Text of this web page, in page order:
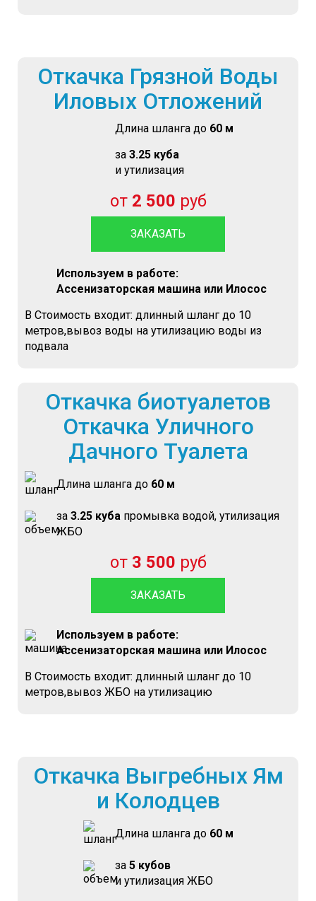
Откачка Грязной Воды
Иловых Отложений
Длина шланга до 60 м
за 3.25 куба
и утилизация
от 2 500 руб
ЗАКАЗАТЬ
Используем в работе:
Ассенизаторская машина или Илосос
В Стоимость входит: длинный шланг до 10
метров,вывоз воды на утилизацию воды из
подвала
Откачка биотуалетов
Откачка Уличного
Дачного Туалета
Длина шланга до 60 м
за 3.25 куба промывка водой, утилизация
ЖБО
от 3 500 руб
ЗАКАЗАТЬ
Используем в работе:
Ассенизаторская машина или Илосос
В Стоимость входит: длинный шланг до 10
метров,вывоз ЖБО на утилизацию
Откачка Выгребных Ям
и Колодцев
Длина шланга до 60 м
за 5 кубов
и утилизация ЖБО